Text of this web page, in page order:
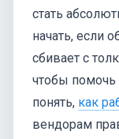
стать
начать, если
сбивает с
чтобы
понять, как
вендорам